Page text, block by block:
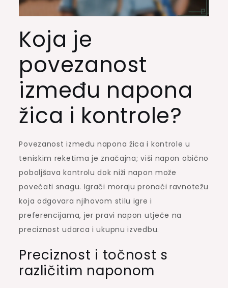
Koja je
povezanost
između napona
žica i kontrole?
Povezanost između napona žica i kontrole u
teniskim reketima je značajna; viši napon obično
poboljšava kontrolu dok niži napon može
povećati snagu. Igrači moraju pronaći ravnotežu
koja odgovara njihovom stilu igre i
preferencijama, jer pravi napon utječe na
preciznost udarca i ukupnu izvedbu.
Preciznost i točnost s
različitim naponom